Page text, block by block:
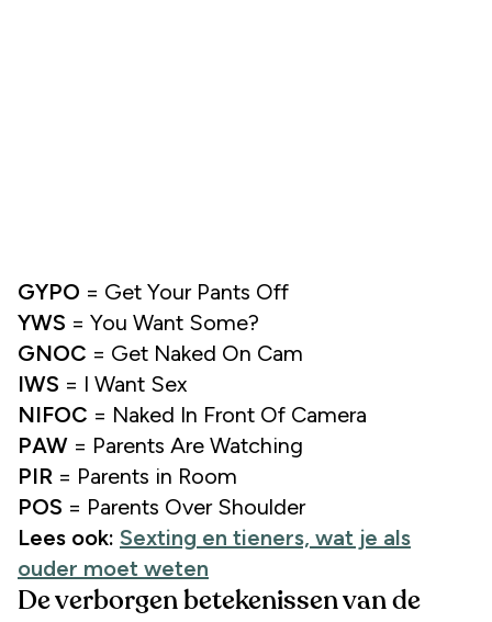
GYPO = Get Your Pants Off
YWS = You Want Some?
GNOC = Get Naked On Cam
IWS = I Want Sex
NIFOC = Naked In Front Of Camera
PAW = Parents Are Watching
PIR = Parents in Room
POS = Parents Over Shoulder
Lees ook: Sexting en tieners, wat je als
ouder moet weten
De verborgen betekenissen van de